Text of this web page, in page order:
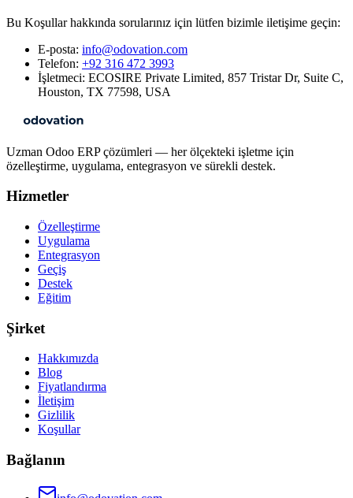
Bu Koşullar hakkında sorularınız için lütfen bizimle iletişime geçin:
E-posta: info@odovation.com
Telefon: +92 316 472 3993
İşletmeci: ECOSIRE Private Limited, 857 Tristar Dr, Suite C,
Houston, TX 77598, USA
Uzman Odoo ERP çözümleri — her ölçekteki işletme için
özelleştirme, uygulama, entegrasyon ve sürekli destek.
Hizmetler
Özelleştirme
Uygulama
Entegrasyon
Geçiş
Destek
Eğitim
Şirket
Hakkımızda
Blog
Fiyatlandırma
İletişim
Gizlilik
Koşullar
Bağlanın